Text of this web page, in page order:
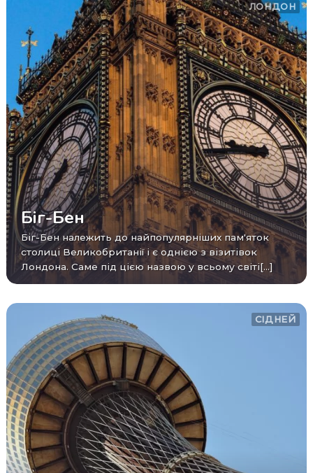
ЛОНДОН
Біг-Бен
Біг-Бен належить до найпопулярніших пам'яток
столиці Великобританії і є однією з візитівок
Лондона. Саме під цією назвою у всьому світі[...]
СІДНЕЙ